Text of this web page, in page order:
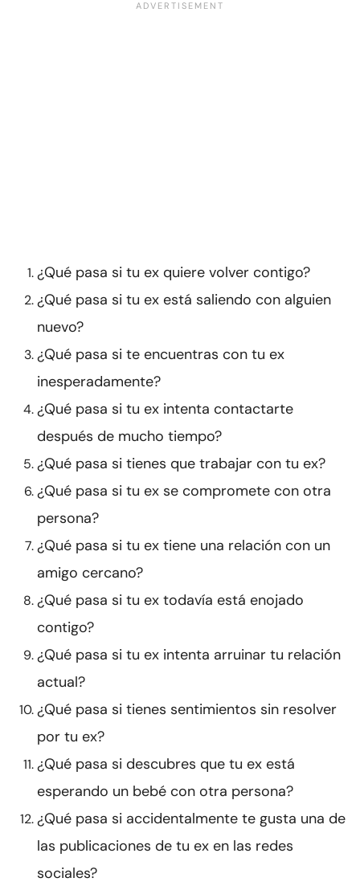
¿Qué pasa si tu ex quiere volver contigo?
¿Qué pasa si tu ex está saliendo con alguien
nuevo?
¿Qué pasa si te encuentras con tu ex
inesperadamente?
¿Qué pasa si tu ex intenta contactarte
después de mucho tiempo?
¿Qué pasa si tienes que trabajar con tu ex?
¿Qué pasa si tu ex se compromete con otra
persona?
¿Qué pasa si tu ex tiene una relación con un
amigo cercano?
¿Qué pasa si tu ex todavía está enojado
contigo?
¿Qué pasa si tu ex intenta arruinar tu relación
actual?
¿Qué pasa si tienes sentimientos sin resolver
por tu ex?
¿Qué pasa si descubres que tu ex está
esperando un bebé con otra persona?
¿Qué pasa si accidentalmente te gusta una de
las publicaciones de tu ex en las redes
sociales?